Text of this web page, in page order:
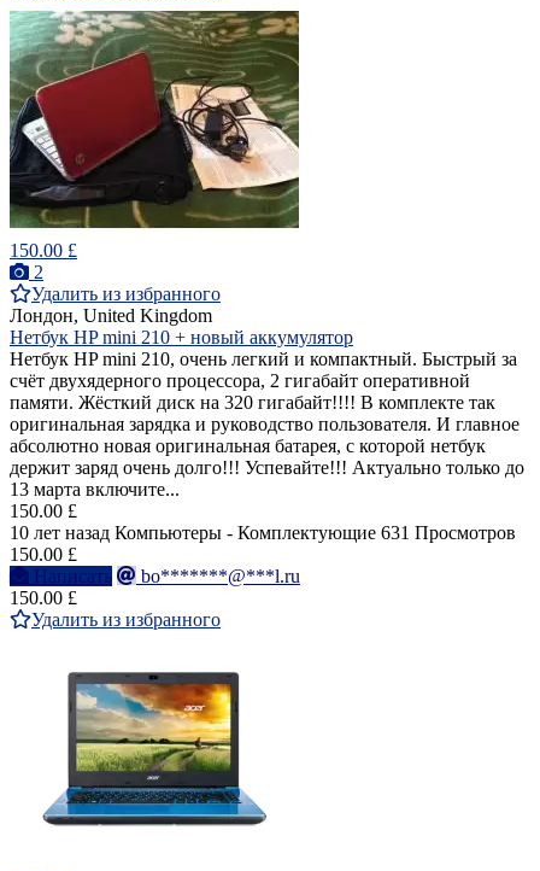
150.00 £
2
Удалить из избранного
Лондон, United Kingdom
Нетбук HP mini 210 + новый аккумулятор
Нетбук HP mini 210, очень легкий и компактный. Быстрый за
счёт двухядерного процессора, 2 гигабайт оперативной
памяти. Жёсткий диск на 320 гигабайт!!!! В комплекте так
оригинальная зарядка и руководство пользователя. И главное
абсолютно новая оригинальная батарея, с которой нетбук
держит заряд очень долго!!! Успевайте!!! Актуально только до
13 марта включите...
150.00 £
10 лет назад Компьютеры - Комплектующие 631 Просмотров
150.00 £
Написать
bo*******@***l.ru
150.00 £
Удалить из избранного